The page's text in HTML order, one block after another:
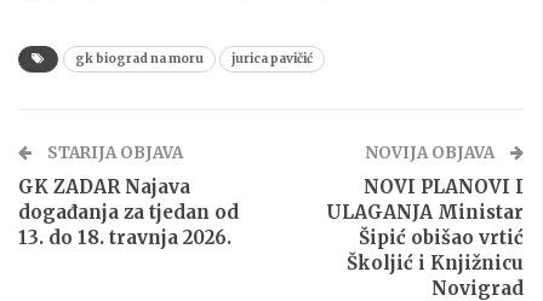
gk biograd na moru jurica pavičić
STARIJA OBJAVA
GK ZADAR Najava
događanja za tjedan od
13. do 18. travnja 2026.
NOVIJA OBJAVA
NOVI PLANOVI I
ULAGANJA Ministar
Šipić obišao vrtić
Školjić i Knjižnicu
Novigrad